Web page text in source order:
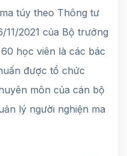
túy theo Thông tư
11/2021 của Bộ trưởng
học viên là các bác
được tổ chức
môn của cán bộ
lý người nghiện ma